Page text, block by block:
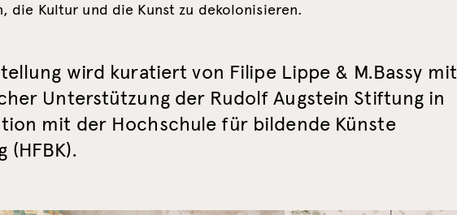
die Kultur und die Kunst zu dekolonisieren.
wird kuratiert von Filipe Lippe & M.Bassy mit
Unterstützung der Rudolf Augstein Stiftung in
mit der Hochschule für bildende Künste
(HFBK).